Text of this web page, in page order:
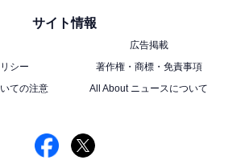
サイト情報
広告掲載
シー
著作権・商標・免責事項
ての注意
All About ニュースについて